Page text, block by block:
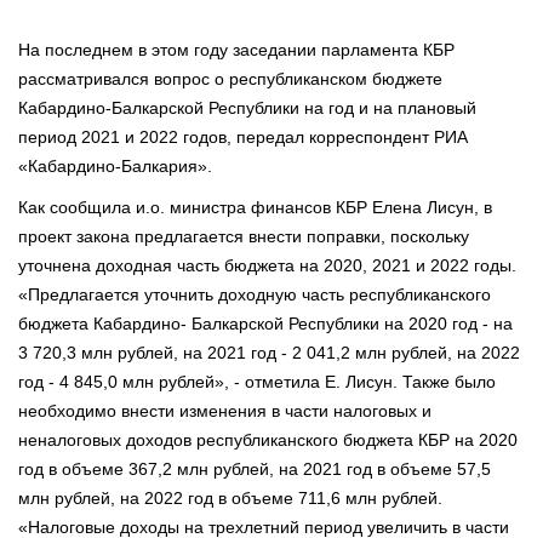
На последнем в этом году заседании парламента КБР
рассматривался вопрос о республиканском бюджете
Кабардино-Балкарской Республики на год и на плановый
период 2021 и 2022 годов, передал корреспондент РИА
«Кабардино-Балкария».
Как сообщила и.о. министра финансов КБР Елена Лисун, в
проект закона предлагается внести поправки, поскольку
уточнена доходная часть бюджета на 2020, 2021 и 2022 годы.
«Предлагается уточнить доходную часть республиканского
бюджета Кабардино- Балкарской Республики на 2020 год - на
3 720,3 млн рублей, на 2021 год - 2 041,2 млн рублей, на 2022
год - 4 845,0 млн рублей», - отметила Е. Лисун. Также было
необходимо внести изменения в части налоговых и
неналоговых доходов республиканского бюджета КБР на 2020
год в объеме 367,2 млн рублей, на 2021 год в объеме 57,5
млн рублей, на 2022 год в объеме 711,6 млн рублей.
«Налоговые доходы на трехлетний период увеличить в части